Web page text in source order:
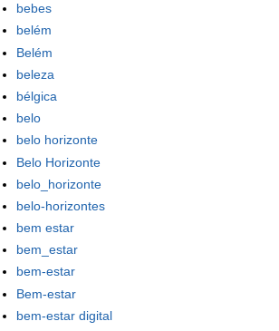
bebes
belém
Belém
beleza
bélgica
belo
belo horizonte
Belo Horizonte
belo_horizonte
belo-horizontes
bem estar
bem_estar
bem-estar
Bem-estar
bem-estar digital